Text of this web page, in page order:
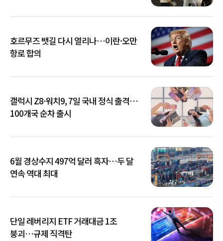
호르무즈 뱃길 다시 열리나…이란·오만
항로 합의
갤럭시 Z8·워치9, 7일 국내 정식 출격…
100개국 순차 출시
6월 경상수지 497억 달러 흑자…두 달
연속 역대 최대
단일 레버리지 ETF 거래대금 1조
붕괴…규제 직격탄